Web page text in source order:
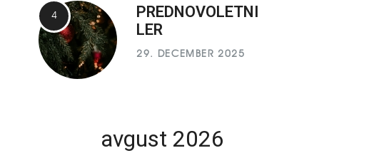
PREDNOVOLETNI
LER
29. DECEMBER 2025
avgust 2026